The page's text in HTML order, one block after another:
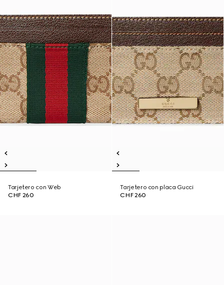
Tarjetero con Web
CHF 260
Tarjetero con placa Gucci
CHF 260